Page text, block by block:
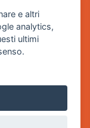
e altri
analytics,
ultimi